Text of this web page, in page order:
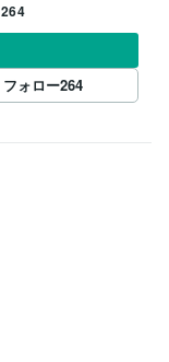
264
フォロー264